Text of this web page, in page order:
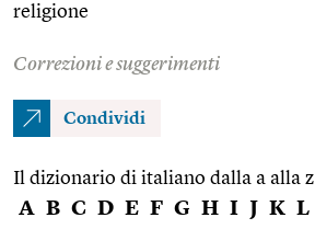
religione
Correzioni e suggerimenti
Condividi
Il dizionario di italiano dalla a alla z
A B C D E F G H I J K L